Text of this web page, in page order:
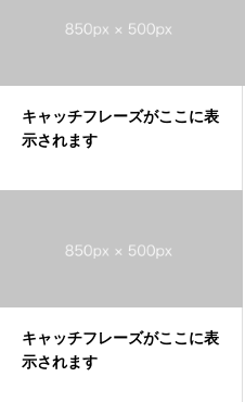
キャッチフレーズがここに表
示されます
キャッチフレーズがここに表
示されます